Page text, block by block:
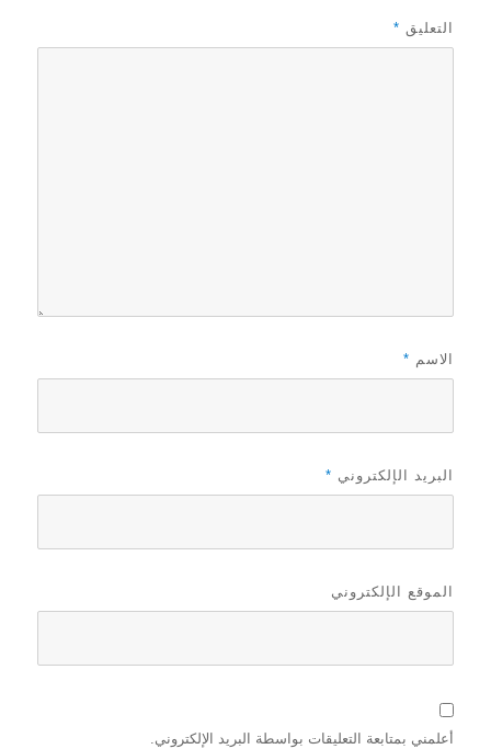
التعليق *
الاسم *
البريد الإلكتروني *
الموقع الإلكتروني
أعلمني بمتابعة التعليقات بواسطة البريد الإلكتروني.